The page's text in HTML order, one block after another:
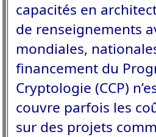
capacités en
de renseignements
mondiales,
financement du
Cryptologie (CCP)
couvre parfois les
sur des projets